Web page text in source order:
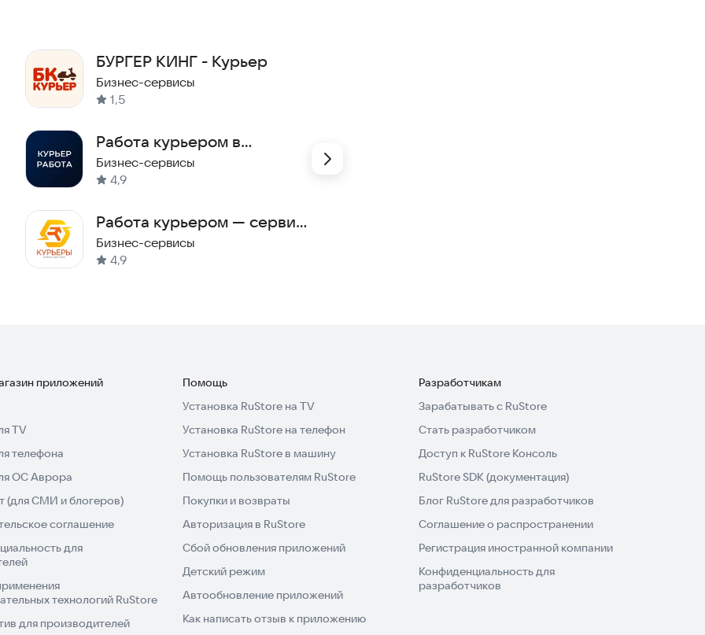
путь к свободному заработку!
БУРГЕР КИНГ - Курьер
Бизнес-сервисы
1,5
Работа курьером в
Доставке
Бизнес-сервисы
4,9
Работа курьером — сервис
доставки
Бизнес-сервисы
4,9
приложений
TV
телефона
ОС Аврора
(для СМИ и блогеров)
соглашение
для
технологий RuStore
для производителей
Помощь
Установка RuStore на TV
Установка RuStore на телефон
Установка RuStore в машину
Помощь пользователям RuStore
Покупки и возвраты
Авторизация в RuStore
Сбой обновления приложений
Детский режим
Автообновление приложений
Как написать отзыв к приложению
Разработчикам
Зарабатывать с RuStore
Стать разработчиком
Доступ к RuStore Консоль
RuStore SDK (документация)
Блог RuStore для разработчиков
Соглашение о распространении
Регистрация иностранной компании
Конфиденциальность для
разработчиков